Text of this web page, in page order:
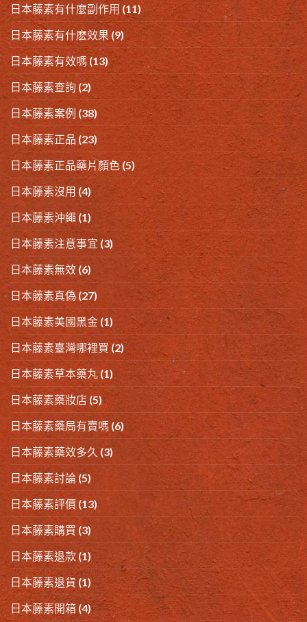
日本藤素有什麼副作用 (11)
日本藤素有什麽效果 (9)
日本藤素有效嗎 (13)
日本藤素查詢 (2)
日本藤素案例 (38)
日本藤素正品 (23)
日本藤素正品藥片顏色 (5)
日本藤素沒用 (4)
日本藤素沖繩 (1)
日本藤素注意事宜 (3)
日本藤素無效 (6)
日本藤素真偽 (27)
日本藤素美國黑金 (1)
日本藤素臺灣哪裡買 (2)
日本藤素草本藥丸 (1)
日本藤素藥妝店 (5)
日本藤素藥局有賣嗎 (6)
日本藤素藥效多久 (3)
日本藤素討論(5)
日本藤素評價 (13)
日本藤素購買 (3)
日本藤素退款 (1)
日本藤素退貨 (1)
日本藤素開箱 (4)